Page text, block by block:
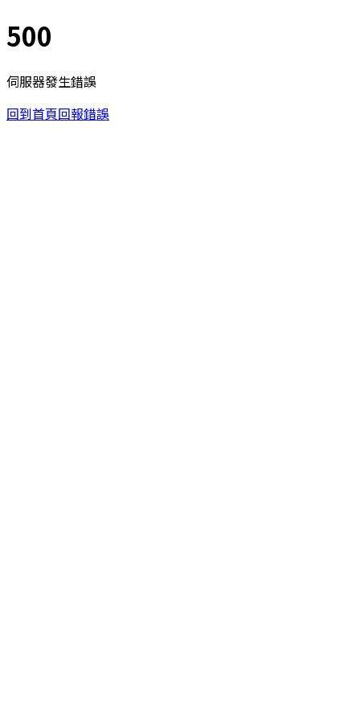
500
伺服器發生錯誤
回到首頁回報錯誤